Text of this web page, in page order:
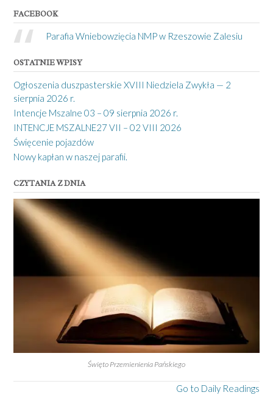
FACEBOOK
Parafia Wniebowzięcia NMP w Rzeszowie Zalesiu
OSTATNIE WPISY
Ogłoszenia duszpasterskie XVIII Niedziela Zwykła — 2
sierpnia 2026 r.
Intencje Mszalne 03 – 09 sierpnia 2026 r.
INTENCJE MSZALNE27 VII – 02 VIII 2026
Święcenie pojazdów
Nowy kapłan w naszej parafii.
CZYTANIA Z DNIA
Święto Przemienienia Pańskiego
Go to Daily Readings